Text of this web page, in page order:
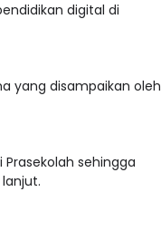
digital di
yang disampaikan oleh
sehingga